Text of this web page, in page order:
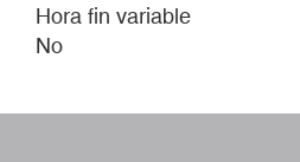
Hora fin variable
No